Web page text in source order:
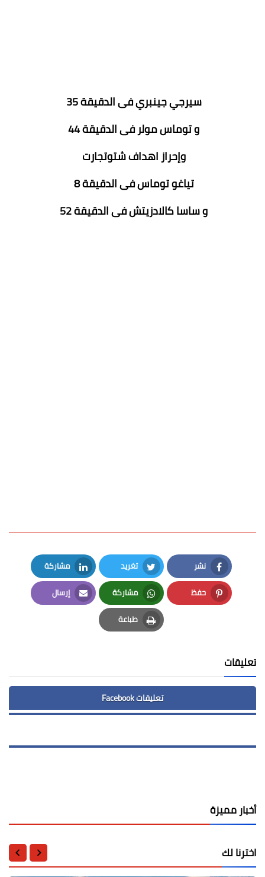
سيرجي جينبري فى الدقيقة 35
و توماس مولر فى الدقيقة 44
وإحراز اهداف شتوتجارت
تياغو توماس فى الدقيقة 8
و ساسا كالادزيتش فى الدقيقة 52
نشر
Facebook
تغريد
Twitter
مشاركة
LinkedIn
حفظ
Pinterest
مشاركة
Whatsapp
إرسال
Email
طباعة
Print
تعليقات
تعليقات Facebook
أخبار مميزة
اخترنا لك